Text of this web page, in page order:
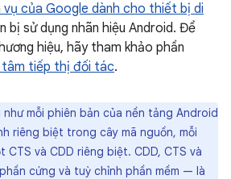
vụ của Google dành cho thiết bị di
bị sử dụng nhãn hiệu Android. Để
hiệu, hãy tham khảo phần
tâm tiếp thị đối tác.
mỗi phiên bản của nền tảng Android
riêng biệt trong cây mã nguồn, mỗi
và CDD riêng biệt. CDD, CTS và
cứng và tuỳ chỉnh phần mềm — là